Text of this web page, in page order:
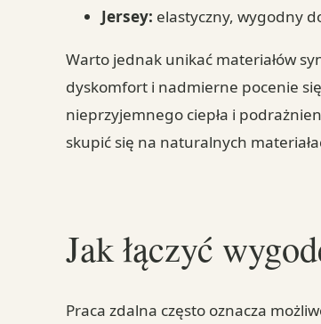
Jersey: elastyczny, wygodny
Warto jednak unikać materiałów
dyskomfort i nadmierne pocenie
nieprzyjemnego ciepła i
skupić się na naturalnych
Jak łączyć
Praca zdalna często oznacza